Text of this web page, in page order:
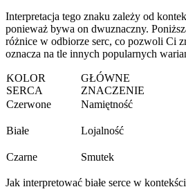
Interpretacja tego znaku zależy od
ponieważ bywa on dwuznaczny.
różnice w odbiorze serc, co pozwoli Ci
oznacza na tle innych popularnych
KOLOR
SERCA
GŁÓWNE
ZNACZENIE
Czerwone
Namiętność
Białe
Lojalność
Czarne
Smutek
Jak interpretować białe serce w